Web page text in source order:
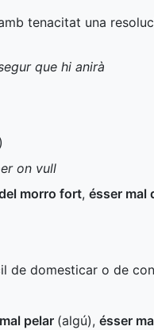
tenacitat una
que hi anirà
)
on vull
morro fort, ésser mal
de domesticar o de
pelar (algú), ésser